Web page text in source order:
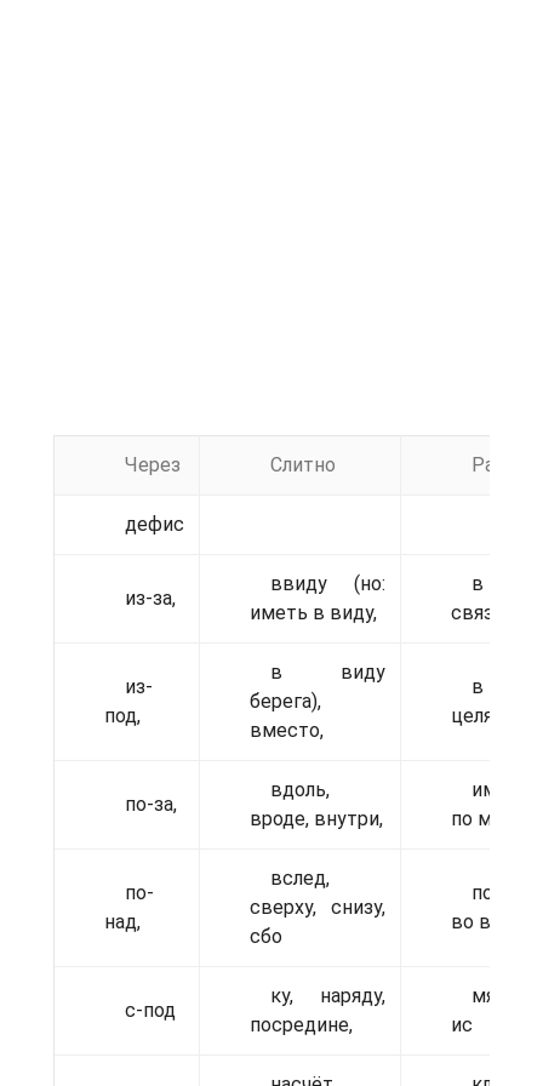
Через Слитно
дефис
из-за,
ввиду (но:
иметь в виду,
в
связи,
из-
под,
в виду
берега),
вместо,
в
целях, во
по-за,
вдоль,
вроде, внутри,
имя, в
по мере,
по-
над,
вслед,
сверху, снизу,
сбо
по
во вре
с-под
ку, наряду,
посредине,
мя, за
ис